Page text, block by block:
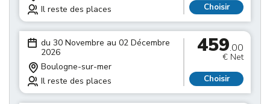
Il reste des places
Choisir
du 30 Novembre au 02 Décembre
2026
Boulogne-sur-mer
Il reste des places
459.00
€ Net
Choisir